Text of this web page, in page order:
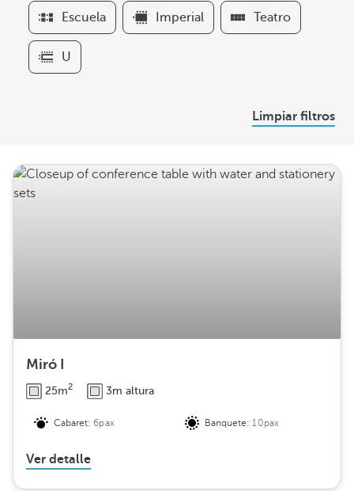
l
t
e
r
r
i
Escuela Imperial Teatro
U
Limpiar filtros
Miró I
25m2 3m altura
Cabaret:6pax Banquete:10pax
Ver detalle